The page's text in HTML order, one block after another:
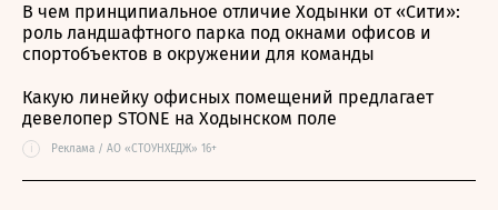
В чем принципиальное отличие Ходынки от «Сити»:
роль ландшафтного парка под окнами офисов и
спортобъектов в окружении для команды
Какую линейку офисных помещений предлагает
девелопер STONE на Ходынском поле
i Реклама / АО «СТОУНХЕДЖ» 16+